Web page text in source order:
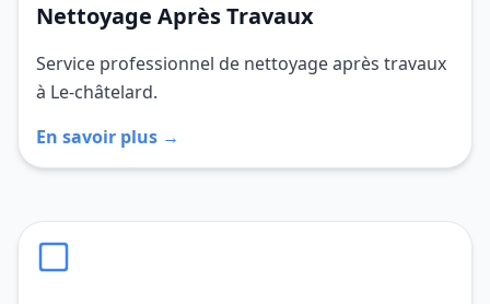
Nettoyage Après Travaux
Service professionnel de nettoyage après travaux
à Le-châtelard.
En savoir plus →